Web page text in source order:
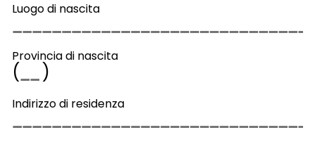
Luogo di nascita
Provincia di nascita
( )
Indirizzo di residenza